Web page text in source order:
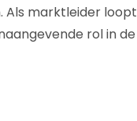
Als marktleider loopt
rol in de